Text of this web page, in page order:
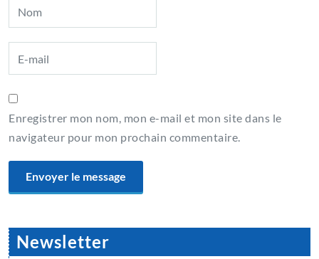
Enregistrer mon nom, mon e-mail et mon site dans le
navigateur pour mon prochain commentaire.
Newsletter